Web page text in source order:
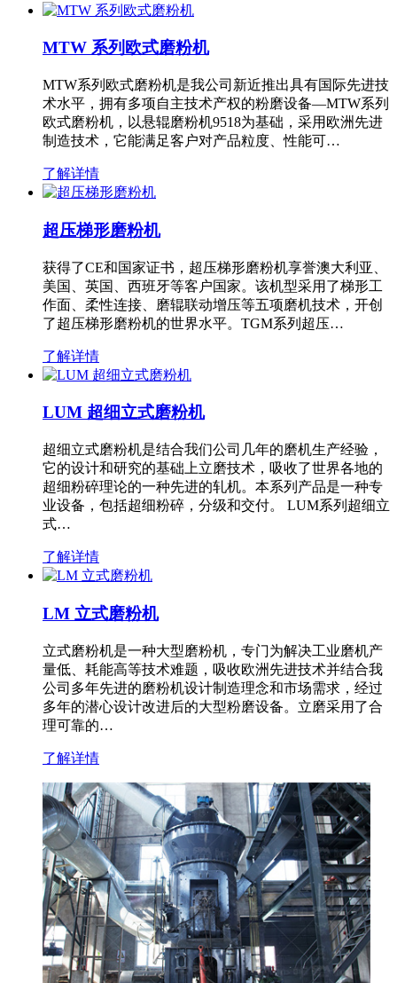
MTW 系列欧式磨粉机
MTW系列欧式磨粉机是我公司新近推出具有国际先进技
术水平，拥有多项自主技术产权的粉磨设备—MTW系列
欧式磨粉机，以悬辊磨粉机9518为基础，采用欧洲先进
制造技术，它能满足客户对产品粒度、性能可…
了解详情
超压梯形磨粉机
获得了CE和国家证书，超压梯形磨粉机享誉澳大利亚、
美国、英国、西班牙等客户国家。该机型采用了梯形工
作面、柔性连接、磨辊联动增压等五项磨机技术，开创
了超压梯形磨粉机的世界水平。TGM系列超压…
了解详情
LUM 超细立式磨粉机
超细立式磨粉机是结合我们公司几年的磨机生产经验，
它的设计和研究的基础上立磨技术，吸收了世界各地的
超细粉碎理论的一种先进的轧机。本系列产品是一种专
业设备，包括超细粉碎，分级和交付。 LUM系列超细立
式…
了解详情
LM 立式磨粉机
立式磨粉机是一种大型磨粉机，专门为解决工业磨机产
量低、耗能高等技术难题，吸收欧洲先进技术并结合我
公司多年先进的磨粉机设计制造理念和市场需求，经过
多年的潜心设计改进后的大型粉磨设备。立磨采用了合
理可靠的…
了解详情